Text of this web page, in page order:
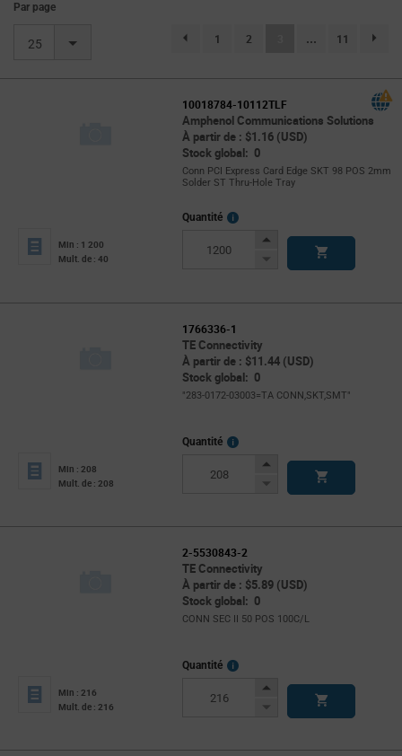
Par page
25 page.selection.pagination.previouspage
1 2 (current)
... 11
10018784-10112TLF
Amphenol Communications Solutions
À partir de : $1.16 (USD)
Stock global: 0
Conn PCI Express Card Edge SKT 98 POS 2mm
Solder ST Thru-Hole Tray
Min : 1 200
Mult. de : 40
Quantité
More
Increase
Decrease
1766336-1
TE Connectivity
À partir de : $11.44 (USD)
Stock global: 0
"283-0172-03003=TA CONN,SKT,SMT"
Min : 208
Mult. de : 208
Quantité
More
Increase
Decrease
2-5530843-2
TE Connectivity
À partir de : $5.89 (USD)
Stock global: 0
CONN SEC II 50 POS 100C/L
Min : 216
Mult. de : 216
Quantité
More
Increase
Decrease